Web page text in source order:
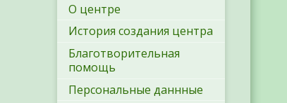
О центре
История создания центра
Благотворительная
помощь
Персональные даннные